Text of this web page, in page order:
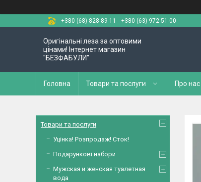
+380 (68) 828-89-11
+380 (63) 972-51-00
Оригінальні леза за оптовими
цінами! Інтернет магазин
"БЕЗФАБУЛИ"
Головна Товари та послуги Про нас
Товари та послуги
Уцінка! Розпродаж! Сток!
Подарункові набори
Мужская и женская туалетная
вода